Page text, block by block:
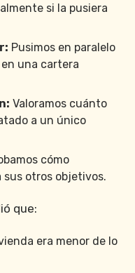
si la pusiera
Pusimos en paralelo
una cartera
Valoramos cuánto
a un único
cómo
otros objetivos.
que:
era menor de lo